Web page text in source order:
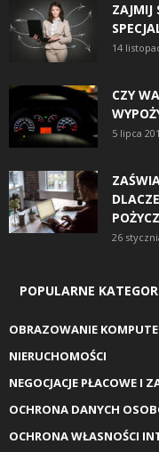
ZAJMIJ
14
CZY
5 lipca
26
POPULARNE
OBRAZOWANIE
NIERUCHOMOŚCI
NEGOCJACJE PŁACOWE I
OCHRONA DANYCH
OCHRONA WŁASNOŚCI